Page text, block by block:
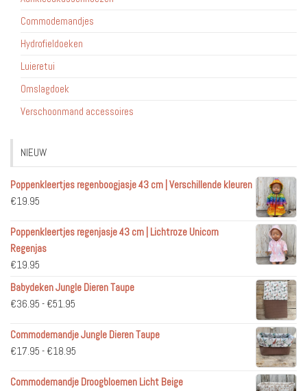
Commodemandjes
Hydrofieldoeken
Luieretui
Omslagdoek
Verschoonmand accessoires
NIEUW
Poppenkleertjes regenboogjasje 43 cm | Verschillende kleuren
€19.95
Poppenkleertjes regenjasje 43 cm | Lichtroze Unicorn
Regenjas
€19.95
Babydeken Jungle Dieren Taupe
€36.95 - €51.95
tot
€51.95
Commodemandje Jungle Dieren Taupe
€17.95 - €18.95
tot
Commodemandje Droogbloemen Licht Beige